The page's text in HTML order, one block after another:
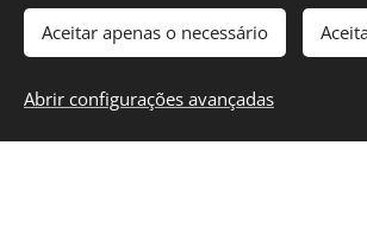
jovens em
.
atualizações e orientações
Aceitar apenas o necessário
Abrir configurações avançadas